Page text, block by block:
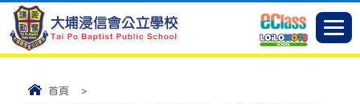
首頁
>